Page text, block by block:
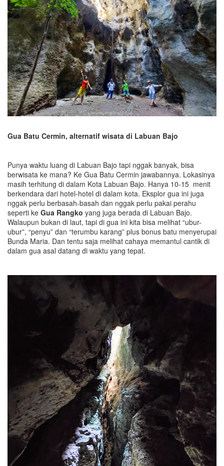
Gua Batu Cermin, alternatif wisata di Labuan Bajo
Punya waktu luang di Labuan Bajo tapi nggak banyak, bisa
berwisata ke mana? Ke Gua Batu Cermin jawabannya. Lokasinya
masih terhitung di dalam Kota Labuan Bajo. Hanya 10-15 menit
berkendara dari hotel-hotel di dalam kota. Eksplor gua ini juga
nggak perlu berbasah-basah dan nggak perlu pakai perahu
seperti ke Gua Rangko yang juga berada di Labuan Bajo.
Walaupun bukan di laut, tapi di gua ini kita bisa melihat “ubur-
ubur”, “penyu” dan “terumbu karang” plus bonus batu menyerupai
Bunda Maria. Dan tentu saja melihat cahaya memantul cantik di
dalam gua asal datang di waktu yang tepat.